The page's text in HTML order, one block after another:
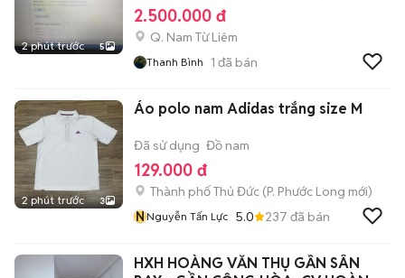
2 phút trước 5
2.500.000 đ
Q. Nam Từ Liêm
Thanh Bình 1 đã bán
2 phút trước 3
Áo polo nam Adidas trắng size M
Đã sử dụng Đồ nam
129.000 đ
Thành phố Thủ Đức (P. Phước Long mới)
NNguyễn Tấn Lực 5.0 237 đã bán
HXH HOÀNG VĂN THỤ GẦN SÂN